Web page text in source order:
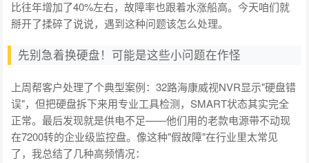
比往年增加了40%左右，故障率也跟着水涨船高。今天咱们就
掰开了揉碎了说说，遇到这种问题该怎么处理。
先别急着换硬盘！可能是这些小问题在作怪
上周帮客户处理了个典型案例：32路海康威视NVR显示"硬盘错
误"，但把硬盘拆下来用专业工具检测，SMART状态其实完全
正常。最后发现就是供电不足——他们用的老款电源带不动现
在7200转的企业级监控盘。像这种"假故障"在行业里太常见
了，我总结了几种高频情况：